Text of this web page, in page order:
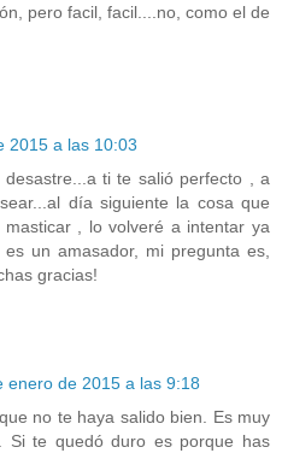
pero facil, facil....no, como el de
2015 a las 10:03
ti te salió perfecto , a
día siguiente la cosa que
, lo volveré a intentar ya
un amasador, mi pregunta es,
gracias!
enero de 2015 a las 9:18
no te haya salido bien. Es muy
Si te quedó duro es porque has